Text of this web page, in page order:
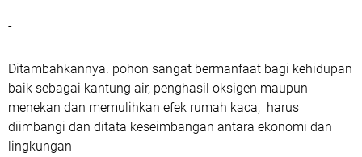
-
Ditambahkannya. pohon sangat bermanfaat bagi kehidupan
baik sebagai kantung air, penghasil oksigen maupun
menekan dan memulihkan efek rumah kaca, harus
diimbangi dan ditata keseimbangan antara ekonomi dan
lingkungan